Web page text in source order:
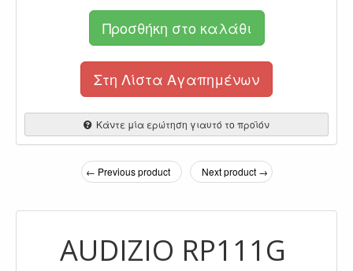
Προσθήκη στο καλάθι
Στη Λίστα Αγαπημένων
Κάντε μία ερώτηση γιαυτό το προϊόν
← Previous product Next product →
AUDIZIO RP111G